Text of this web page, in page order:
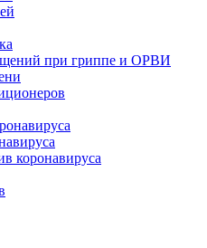
при гриппе и ОРВИ
коронавируса